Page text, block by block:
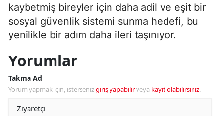
kaybetmiş bireyler için daha adil ve eşit bir
sosyal güvenlik sistemi sunma hedefi, bu
yenilikle bir adım daha ileri taşınıyor.
Yorumlar
Takma Ad
Yorum yapmak için, istersenizgiriş yapabilirveya kayıt olabilirsiniz.